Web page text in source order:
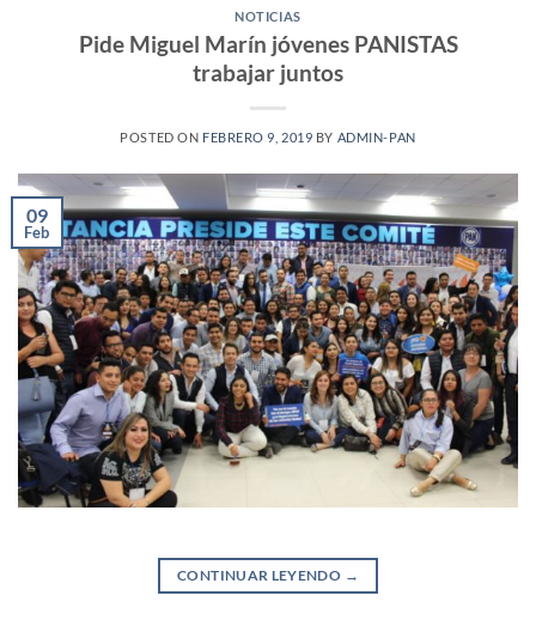
NOTICIAS
Pide Miguel Marín jóvenes PANISTAS
trabajar juntos
POSTED ON FEBRERO 9, 2019 BY ADMIN-PAN
09
Feb
CONTINUAR LEYENDO →